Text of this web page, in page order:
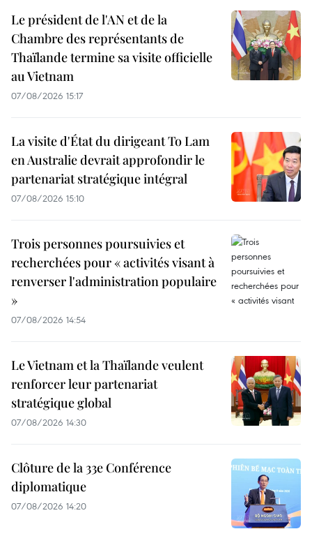
Le président de l'AN et de la
Chambre des représentants de
Thaïlande termine sa visite officielle
au Vietnam
07/08/2026 15:17
La visite d'État du dirigeant To Lam
en Australie devrait approfondir le
partenariat stratégique intégral
07/08/2026 15:10
Trois personnes poursuivies et
recherchées pour « activités visant à
renverser l'administration populaire
»
07/08/2026 14:54
Le Vietnam et la Thaïlande veulent
renforcer leur partenariat
stratégique global
07/08/2026 14:30
Clôture de la 33e Conférence
diplomatique
07/08/2026 14:20